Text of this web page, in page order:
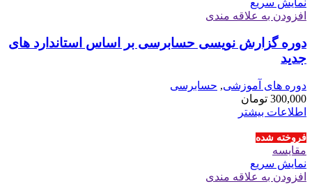
نمایش سریع
افزودن به علاقه مندی
دوره گزارش نویسی حسابرسی بر اساس استاندارد های
جدید
دوره های آموزشی, حسابرسی
300,000 تومان
اطلاعات بیشتر
فروخته شده
مقايسه
نمایش سریع
افزودن به علاقه مندی